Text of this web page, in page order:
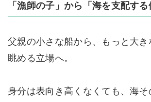
「漁師の子」から「海を支配す
父親の小さな船から、もっと大き
眺める立場へ。
身分は表向き高くなくても、海そ